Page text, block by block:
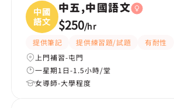
中國
語文
中五,中國語文
$250/hr
提供筆記 提供練習題/試題 有耐性
上門補習-屯門
一星期1日-1.5小時/堂
女導師-大學程度